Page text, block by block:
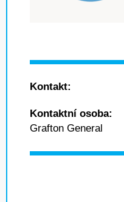
Kontakt:
Kontaktní osoba:
Grafton General